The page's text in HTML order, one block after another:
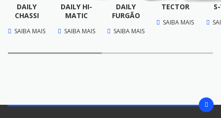
DAILY
CHASSI
SAIBA MAIS
DAILY HI-
MATIC
SAIBA MAIS
DAILY
FURGÃO
SAIBA MAIS
TECTOR
SAIBA MAIS